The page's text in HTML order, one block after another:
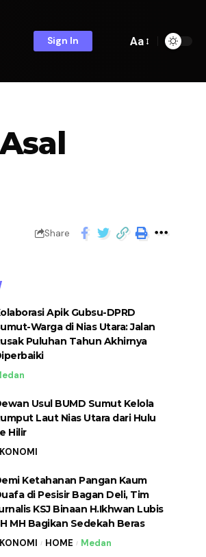
Sign In Aa
Share
Apik Gubsu-DPRD
Warga di Nias Utara: Jalan
Puluhan Tahun Akhirnya
Usul BUMD Sumut Kelola
Laut Nias Utara dari Hulu
Hilir
Ketahanan Pangan Kaum
di Pesisir Bagan Deli, Tim
KSJ Binaan H.Ikhwan Lubis
MH Bagikan Sedekah Beras
HOME Medan